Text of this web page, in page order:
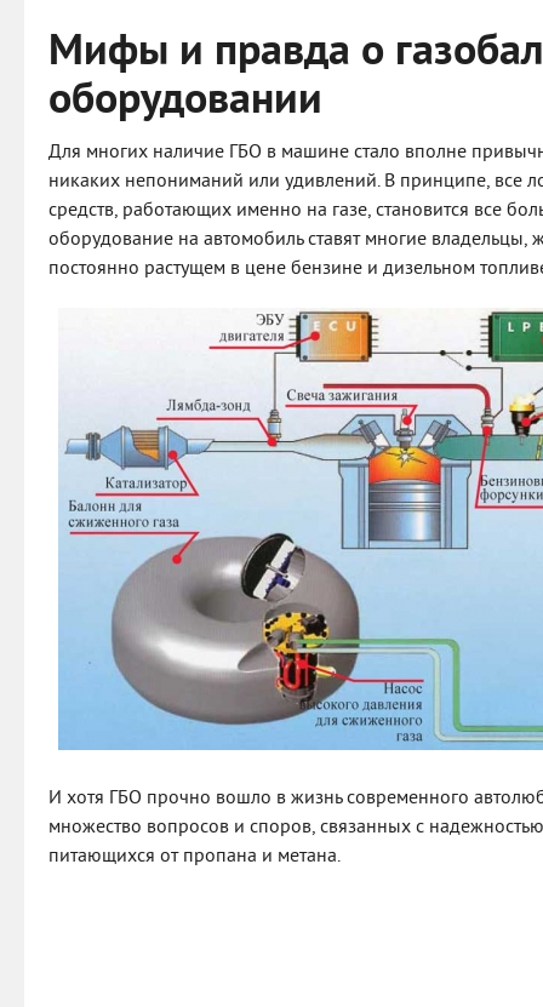
Мифы и правда о
оборудовании
Для многих наличие ГБО в машине стало вполне
никаких непониманий или удивлений. В принципе, все
средств, работающих именно на газе, становится все
оборудование на автомобиль ставят многие владельцы,
постоянно растущем в цене бензине и дизельном
И хотя ГБО прочно вошло в жизнь современного
множество вопросов и споров, связанных с
питающихся от пропана и метана.